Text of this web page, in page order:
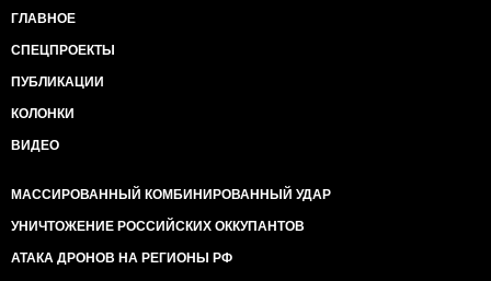
ГЛАВНОЕ
СПЕЦПРОЕКТЫ
ПУБЛИКАЦИИ
КОЛОНКИ
ВИДЕО
МАССИРОВАННЫЙ КОМБИНИРОВАННЫЙ УДАР
УНИЧТОЖЕНИЕ РОССИЙСКИХ ОККУПАНТОВ
АТАКА ДРОНОВ НА РЕГИОНЫ РФ